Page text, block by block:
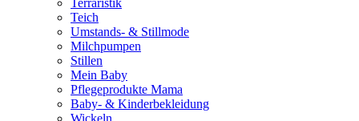
Terraristik
Teich
Umstands- & Stillmode
Milchpumpen
Stillen
Mein Baby
Pflegeprodukte Mama
Baby- & Kinderbekleidung
Wickeln